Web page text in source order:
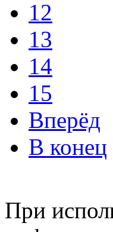
12
13
14
15
Вперёд
В конец
При